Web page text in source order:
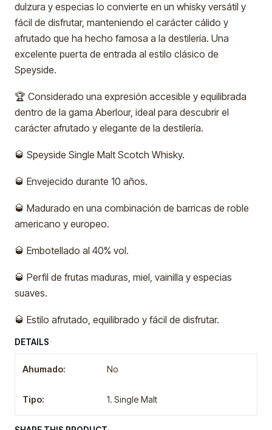
dulzura y especias lo convierte en un whisky versátil y
fácil de disfrutar, manteniendo el carácter cálido y
afrutado que ha hecho famosa a la destilería. Una
excelente puerta de entrada al estilo clásico de
Speyside.
🏆 Considerado una expresión accesible y equilibrada
dentro de la gama Aberlour, ideal para descubrir el
carácter afrutado y elegante de la destilería.
🥃 Speyside Single Malt Scotch Whisky.
🥃 Envejecido durante 10 años.
🥃 Madurado en una combinación de barricas de roble
americano y europeo.
🥃 Embotellado al 40% vol.
🥃 Perfil de frutas maduras, miel, vainilla y especias
suaves.
🥃 Estilo afrutado, equilibrado y fácil de disfrutar.
DETAILS
Ahumado: No
Tipo: 1. Single Malt